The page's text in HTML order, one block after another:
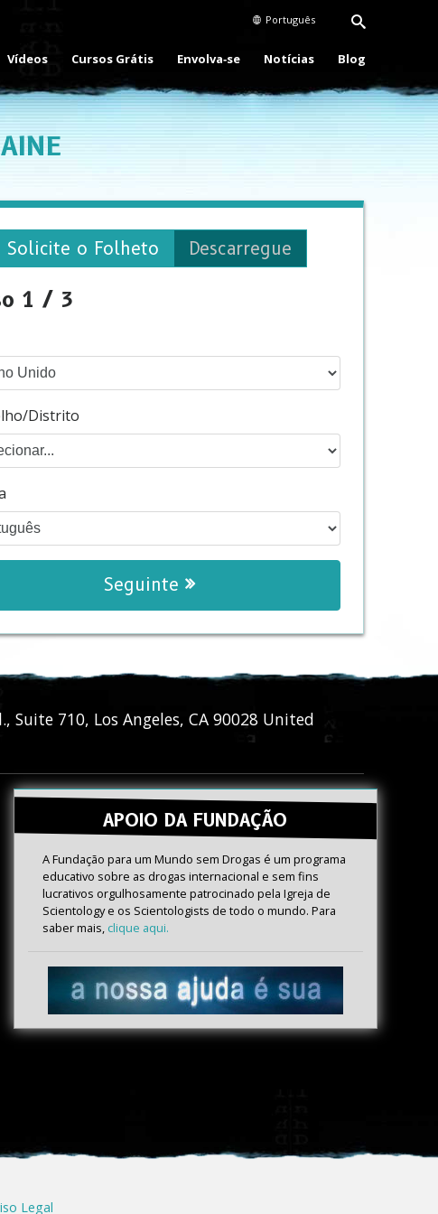
Português
Vídeos Cursos Grátis Envolva‑se Notícias Blog
Solicite o Folheto Descarregue
1 / 3
Distrito
Seguinte
Suite 710, Los Angeles,CA 90028 United
APOIO DA FUNDAÇÃO
A Fundação para um Mundo sem Drogas é um programa
educativo sobre as drogas internacional e sem fins
lucrativos orgulhosamente patrocinado pela Igreja de
Scientology e os Scientologists de todo o mundo. Para
saber mais, clique aqui.
Legal